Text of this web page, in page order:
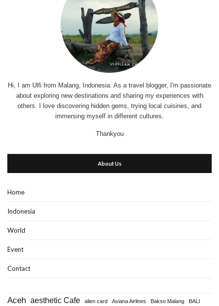
Hi, I am Ulfi from Malang, Indonesia. As a travel blogger, I'm passionate
about exploring new destinations and sharing my experiences with
others. I love discovering hidden gems, trying local cuisines, and
immersing myself in different cultures.
Thankyou
About Us
Home
Indonesia
World
Event
Contact
Aceh aesthetic Cafe alien card Asiana Airlines Bakso Malang BALI